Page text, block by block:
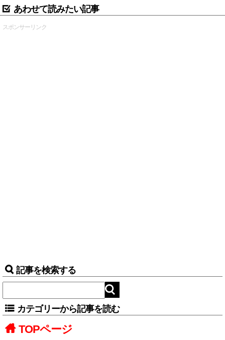
あわせて読みたい記事
スポンサーリンク
記事を検索する
カテゴリーから記事を読む
TOPページ